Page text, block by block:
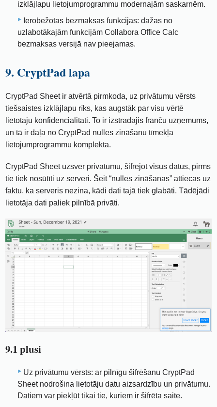
izklājlapu lietojumprogrammu modernajām saskarnēm.
Ierobežotas bezmaksas funkcijas: dažas no
uzlabotākajām funkcijām Collabora Office Calc
bezmaksas versijā nav pieejamas.
9. CryptPad lapa
CryptPad Sheet ir atvērtā pirmkoda, uz privātumu vērsts
tiešsaistes izklājlapu rīks, kas augstāk par visu vērtē
lietotāju konfidencialitāti. To ir izstrādājis franču uzņēmums,
un tā ir daļa no CryptPad nulles zināšanu tīmekļa
lietojumprogrammu komplekta.
CryptPad Sheet uzsver privātumu, šifrējot visus datus, pirms
tie tiek nosūtīti uz serveri. Šeit “nulles zināšanas” attiecas uz
faktu, ka serveris nezina, kādi dati tajā tiek glabāti. Tādējādi
lietotāja dati paliek pilnībā privāti.
9.1 plusi
Uz privātumu vērsts: ar pilnīgu šifrēšanu CryptPad
Sheet nodrošina lietotāju datu aizsardzību un privātumu.
Datiem var piekļūt tikai tie, kuriem ir šifrēta saite.